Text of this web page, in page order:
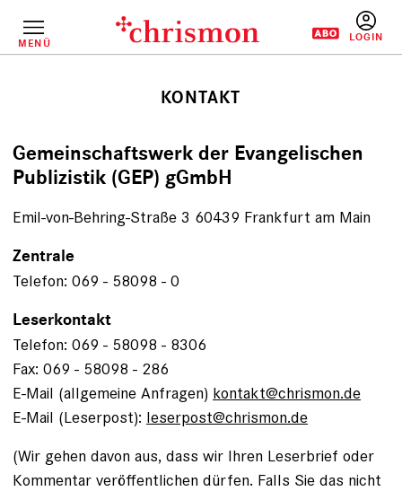
InhaltMENÜ
KONTAKT
Gemeinschaftswerk der Evangelischen
Publizistik (GEP) gGmbH
Emil-von-Behring-Straße 3 60439 Frankfurt am Main
Zentrale
Telefon: 069 - 58098 - 0
Leserkontakt
Telefon: 069 - 58098 - 8306
Fax: 069 - 58098 - 286
E-Mail (allgemeine Anfragen) kontakt@chrismon.de
E-Mail (Leserpost): leserpost@chrismon.de
(Wir gehen davon aus, dass wir Ihren Leserbrief oder
Kommentar veröffentlichen dürfen. Falls Sie das nicht